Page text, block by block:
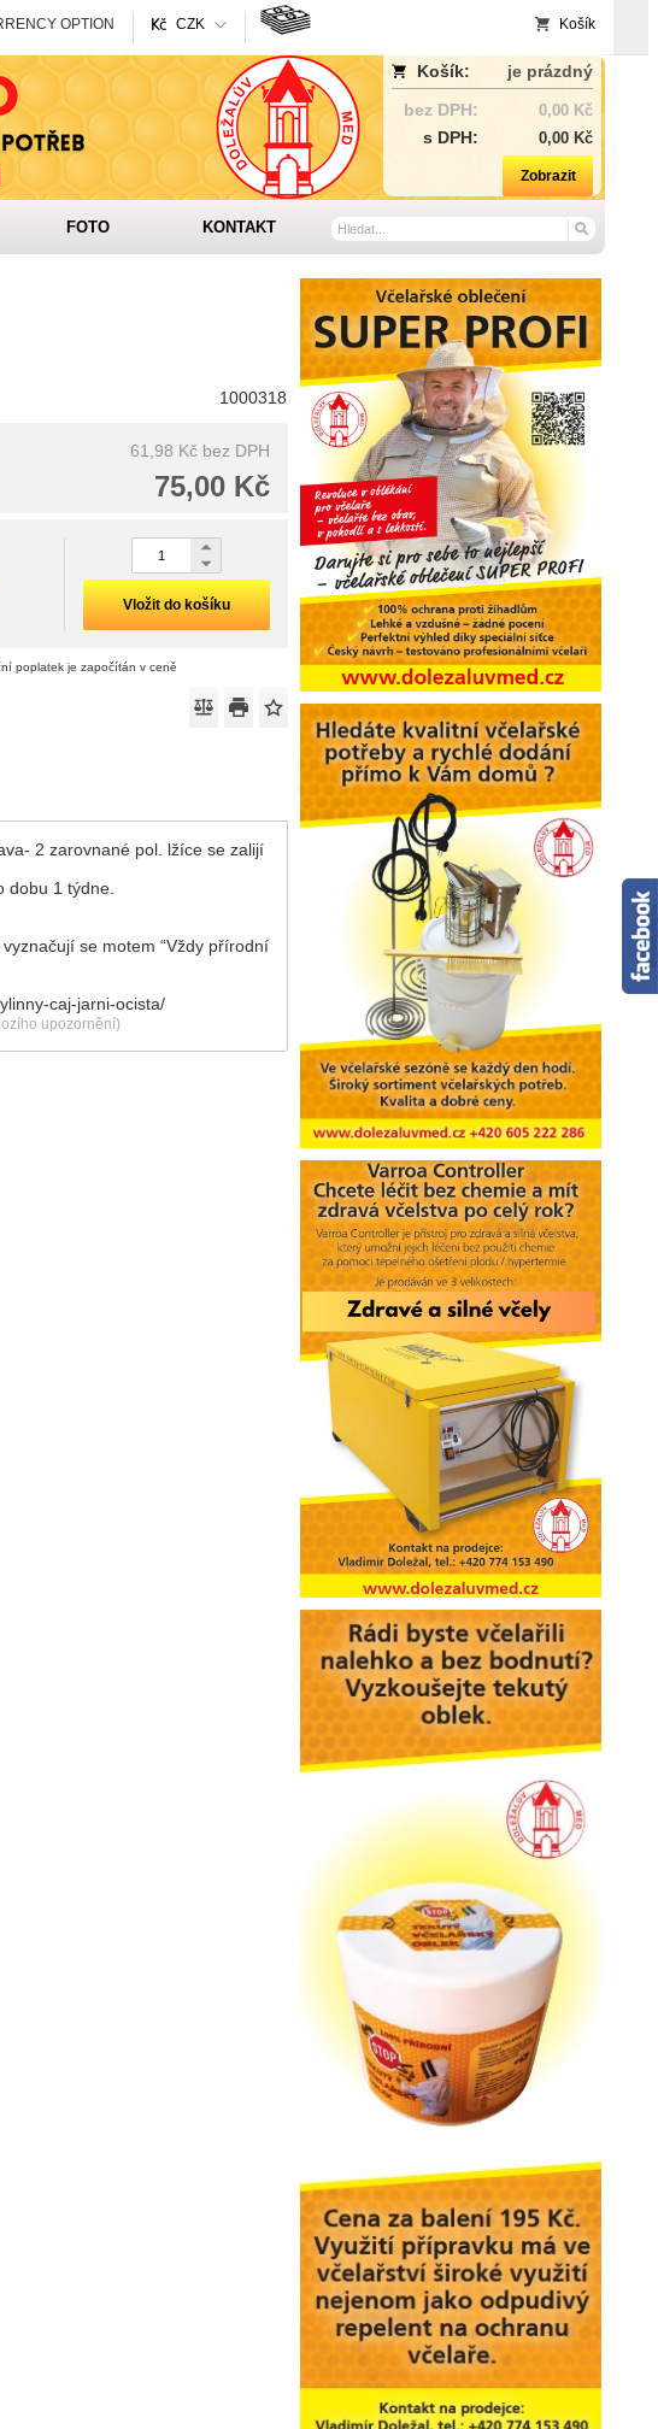
OPTION CZK Košík
Košík:
je prázdný
bez DPH:
0,00 Kč
s DPH: 0,00 Kč
Zobrazit
FOTO KONTAKT
1000318
61,98 Kč bez DPH
75,00 Kč
Vložit do košíku
poplatek je započítán v ceně
2 zarovnané pol. lžíce se zalijí
dobu 1 týdne.
se motem “Vždy přírodní
caj-jarni-ocista/
upozornění)